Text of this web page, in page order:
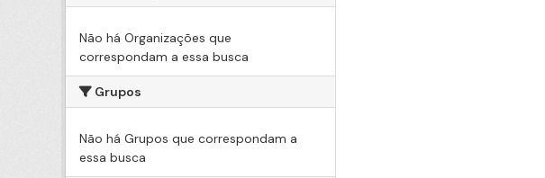
Não há Organizações que
correspondam a essa busca
Grupos
Não há Grupos que correspondam a
essa busca